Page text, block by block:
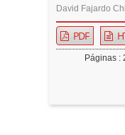
David Fajardo
PDF
Páginas :